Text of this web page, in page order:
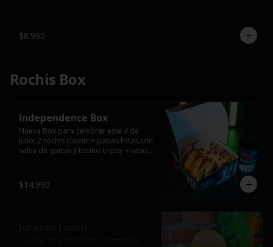
$8.990
Rochis Box
Independence Box
Nueva Box para celebrar este 4 de
julio; 2 rochis classic + papas fritas con
salsa de queso y tocino cripsy + vaso
$14.990